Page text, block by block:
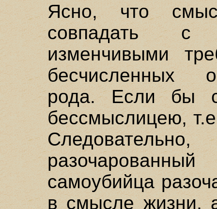
Ясно, что
совпадать с
изменчивыми
бесчисленных
рода. Если бы
бессмыслицею,
самоубийца
в смысле жизни,